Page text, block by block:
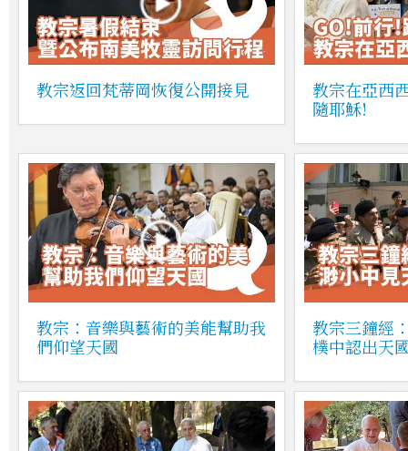
教宗返回梵蒂岡恢復公開接見
教宗在亞西
隨耶穌!
教宗：音樂與藝術的美能幫助我
們仰望天國
教宗三鐘經
樸中認出天